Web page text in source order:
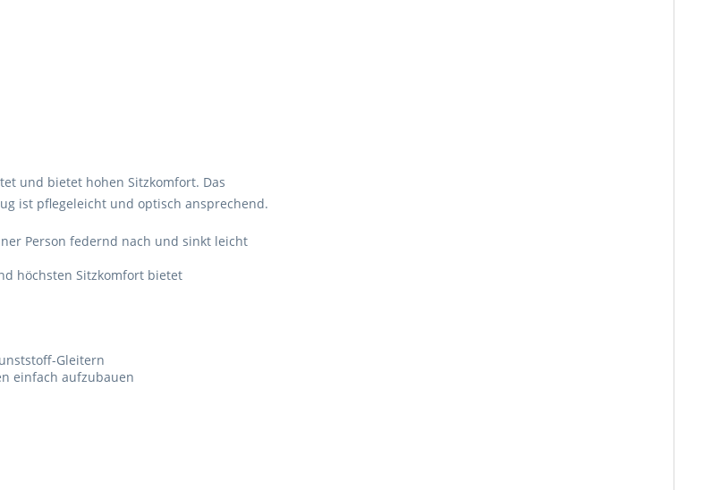
und bietet hohen Sitzkomfort. Das
ist pflegeleicht und optisch ansprechend.
Person federnd nach und sinkt leicht
höchsten Sitzkomfort bietet
Gleitern
einfach aufzubauen